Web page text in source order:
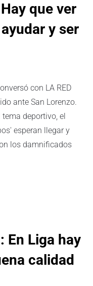
que ver
y ser
con LA RED
ante San Lorenzo.
deportivo, el
esperan llegar y
los damnificados
En Liga hay
calidad